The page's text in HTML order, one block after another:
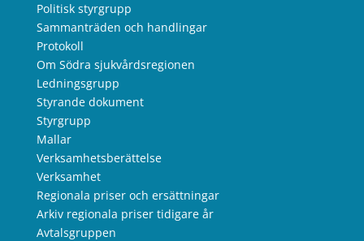
Politisk styrgrupp
Sammanträden och handlingar
Protokoll
Om Södra sjukvårdsregionen
Ledningsgrupp
Styrande dokument
Styrgrupp
Mallar
Verksamhetsberättelse
Verksamhet
Regionala priser och ersättningar
Arkiv regionala priser tidigare år
Avtalsgruppen